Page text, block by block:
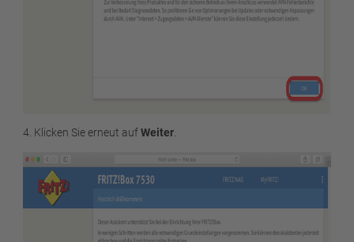
4. Klicken Sie erneut aufWeiter